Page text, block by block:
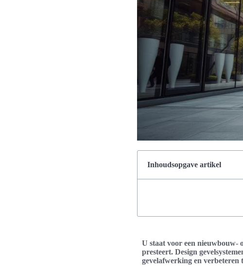
Inhoudsopgave artikel
U staat voor een nieuwbouw-
presteert. Design
gevelafwerking en verbeteren